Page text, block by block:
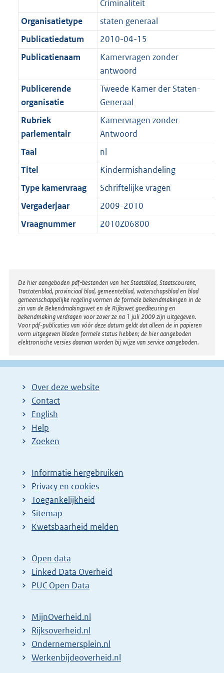
t
a
t
K
b
2
K
b
Criminaliteit
Organisatietype
staten generaal
Publicatiedatum
2010-04-15
Publicatienaam
Kamervragen zonder
antwoord
Publicerende
organisatie
Tweede Kamer der Staten-
Generaal
Rubriek
parlementair
Kamervragen zonder
Antwoord
Taal
nl
Titel
Kindermishandeling
Type kamervraag
Schriftelijke vragen
Vergaderjaar
2009-2010
Vraagnummer
2010Z06800
Disclaimer
De hier aangeboden pdf-bestanden van het Staatsblad, Staatscourant,
Tractatenblad, provinciaal blad, gemeenteblad, waterschapsblad en blad
gemeenschappelijke regeling vormen de formele bekendmakingen in de
zin van de Bekendmakingswet en de Rijkswet goedkeuring en
bekendmaking verdragen voor zover ze na 1 juli 2009 zijn uitgegeven.
Voor pdf-publicaties van vóór deze datum geldt dat alleen de in papieren
vorm uitgegeven bladen formele status hebben; de hier aangeboden
elektronische versies daarvan worden bij wijze van service aangeboden.
Over deze website
Contact
English
Help
Zoeken
Informatie hergebruiken
Privacy en cookies
Toegankelijkheid
Sitemap
Kwetsbaarheid melden
Open data
Linked Data Overheid
PUC Open Data
MijnOverheid.nl
Rijksoverheid.nl
Ondernemersplein.nl
Werkenbijdeoverheid.nl